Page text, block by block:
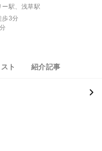
駅、浅草駅
歩3分
ト 紹介記事